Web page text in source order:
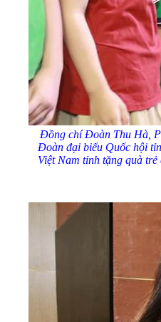
Đồng chí Đoàn Thu Hà,
Đoàn đại biểu Quốc hội
Việt Nam tỉnh tặng quà